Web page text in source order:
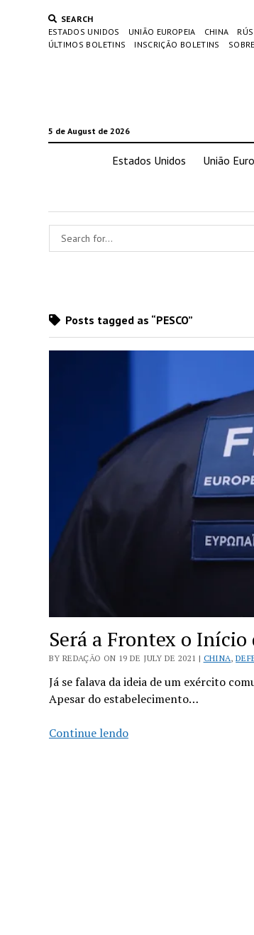
SEARCH
ESTADOS UNIDOS
UNIÃO EUROPEIA CHINA
ÚLTIMOS BOLETINS
INSCRIÇÃO BOLETINS
5 de August de 2026
Estados Unidos União
Posts tagged as “PESCO”
Será a Frontex o
BY REDAÇÃO ON 19 DE JULY DE 2021 | CHINA,
Já se falava da ideia de um exército
Apesar do estabelecimento…
Continue lendoSerá